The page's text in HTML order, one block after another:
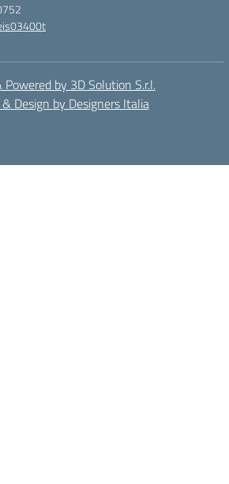
by 3D Solution S.r.l.
Design by Designers Italia